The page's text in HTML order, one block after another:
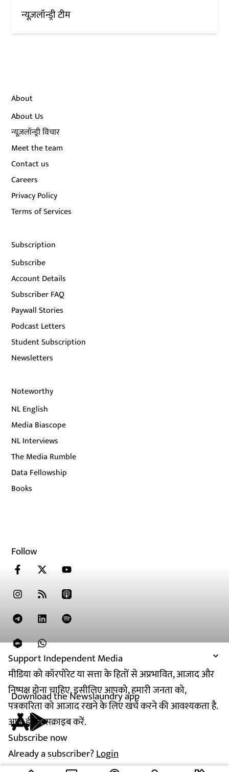
Support Independent Media
मीडिया को कॉरपोरेट या सत्ता के हितों से अप्रभावित, आजाद और
निष्पक्ष होना चाहिए. इसीलिए आपको, हमारी जनता को,
पत्रकारिता को आजाद रखने के लिए खर्च करने की आवश्यकता है.
आज ही सब्सक्राइब करें.
Subscribe now
Already a subscriber?Login
न्यूज़लॉन्ड्री टीम
About
About Us
न्यूज़लॉन्ड्री विचार
Meet the team
Contact us
Careers
Privacy Policy
Terms of Services
Subscription
Subscribe
Account Details
Subscriber FAQ
Paywall Stories
Podcast Letters
Student Subscription
Newsletters
Noteworthy
NL English
Media Biascope
NL Interviews
The Media Rumble
Data Fellowship
Books
Follow
Download the Newslaundry app